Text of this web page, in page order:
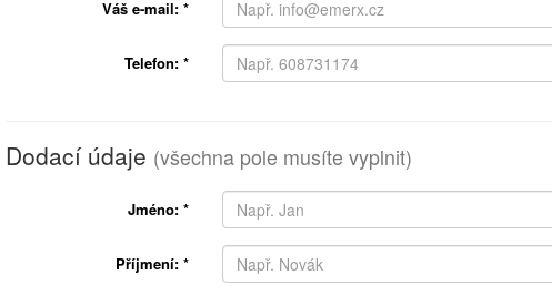
Váš e-mail: *
Telefon: *
Dodací údaje (všechna pole musíte vyplnit)
Jméno: *
Příjmení: *